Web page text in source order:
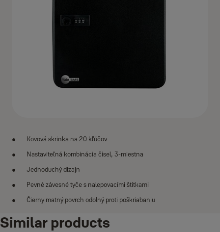
Kovová skrinka na 20 kľúčov
Nastaviteľná kombinácia čísel, 3-miestna
Jednoduchý dizajn
Pevné závesné tyče s nalepovacími štítkami
Čierny matný povrch odolný proti poškriabaniu
Similar products